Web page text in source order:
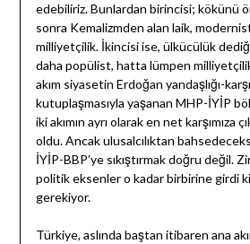
edebiliriz. Bunlardan birincisi; kökünü
sonra Kemalizmden alan laik,
milliyetçilik. İkincisi ise, ülkücülük
daha popülist, hatta lümpen
akım siyasetin Erdoğan yandaşlığı-
kutuplaşmasıyla yaşanan MHP-İYİP
iki akımın ayrı olarak en net karşımıza
oldu. Ancak ulusalcılıktan
İYİP-BBP’ye sıkıştırmak doğru değil.
politik eksenler o kadar birbirine girdi
gerekiyor.
Türkiye, aslında baştan itibaren ana